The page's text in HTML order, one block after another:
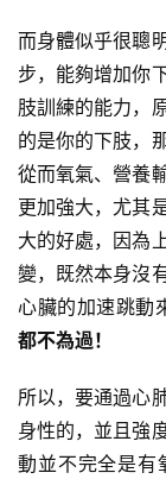
力
量
訓
練
增
肌
計
劃
伽
健
而身體似乎很聰
步，能夠增加你
肢訓練的能力，
的是你的下肢，
從而氧氣、營養
更加強大，尤其
大的好處，因為
變，既然本身沒
心臟的加速跳動
都不為過！
所以，要通過心
身性的，並且強
動並不完全是有